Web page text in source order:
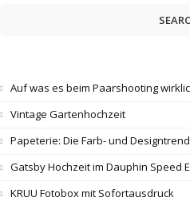
Auf was es beim Paarshooting
Vintage Gartenhochzeit
Papeterie: Die Farb- und
Gatsby Hochzeit im Dauphin Speed
KRUU Fotobox mit Sofortausdruck